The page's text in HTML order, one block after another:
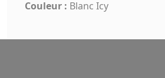
Couleur : Blanc Icy